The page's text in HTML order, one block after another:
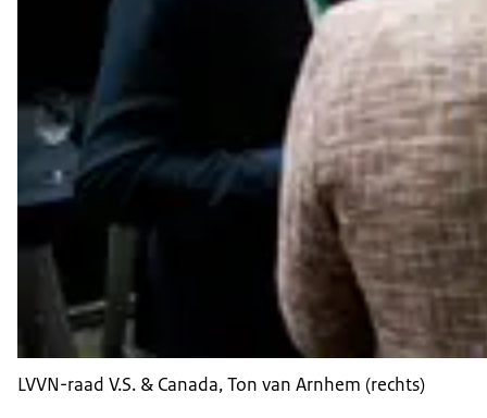
LVVN-raad V.S. & Canada, Ton van Arnhem (rechts)